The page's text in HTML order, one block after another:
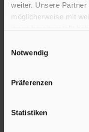
weiter. Unsere
möglicherweise mit
Notwendig
Präferenzen
Statistiken
Telefon:04191
bei der Vermietung